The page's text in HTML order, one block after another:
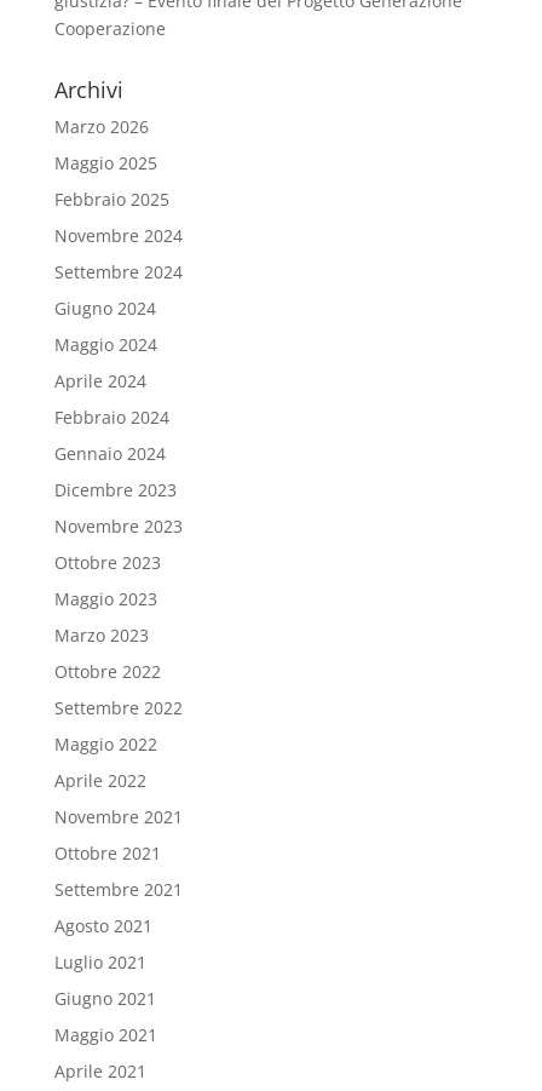
Cooperazione
Archivi
Marzo 2026
Maggio 2025
Febbraio 2025
Novembre 2024
Settembre 2024
Giugno 2024
Maggio 2024
Aprile 2024
Febbraio 2024
Gennaio 2024
Dicembre 2023
Novembre 2023
Ottobre 2023
Maggio 2023
Marzo 2023
Ottobre 2022
Settembre 2022
Maggio 2022
Aprile 2022
Novembre 2021
Ottobre 2021
Settembre 2021
Agosto 2021
Luglio 2021
Giugno 2021
Maggio 2021
Aprile 2021